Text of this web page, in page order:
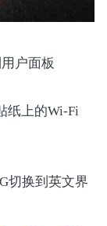
户面板
纸上的Wi-Fi
切换到英文界